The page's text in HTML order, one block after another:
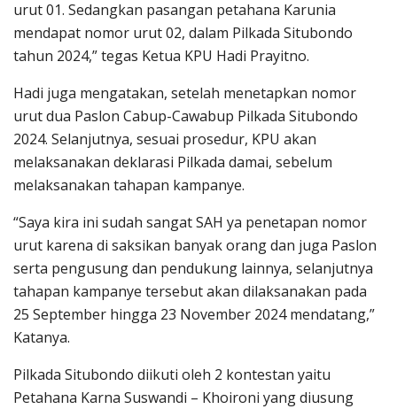
urut 01. Sedangkan pasangan petahana Karunia
mendapat nomor urut 02, dalam Pilkada Situbondo
tahun 2024,” tegas Ketua KPU Hadi Prayitno.
Hadi juga mengatakan, setelah menetapkan nomor
urut dua Paslon Cabup-Cawabup Pilkada Situbondo
2024. Selanjutnya, sesuai prosedur, KPU akan
melaksanakan deklarasi Pilkada damai, sebelum
melaksanakan tahapan kampanye.
“Saya kira ini sudah sangat SAH ya penetapan nomor
urut karena di saksikan banyak orang dan juga Paslon
serta pengusung dan pendukung lainnya, selanjutnya
tahapan kampanye tersebut akan dilaksanakan pada
25 September hingga 23 November 2024 mendatang,”
Katanya.
Pilkada Situbondo diikuti oleh 2 kontestan yaitu
Petahana Karna Suswandi – Khoironi yang diusung